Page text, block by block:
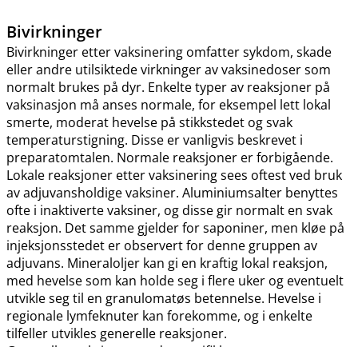
Bivirkninger
Bivirkninger etter vaksinering omfatter sykdom, skade
eller andre utilsiktede virkninger av vaksinedoser som
normalt brukes på dyr. Enkelte typer av reaksjoner på
vaksinasjon må anses normale, for eksempel lett lokal
smerte, moderat hevelse på stikkstedet og svak
temperaturstigning. Disse er vanligvis beskrevet i
preparatomtalen. Normale reaksjoner er forbigående.
Lokale reaksjoner etter vaksinering sees oftest ved bruk
av adjuvansholdige vaksiner. Aluminiumsalter benyttes
ofte i inaktiverte vaksiner, og disse gir normalt en svak
reaksjon. Det samme gjelder for saponiner, men kløe på
injeksjonsstedet er observert for denne gruppen av
adjuvans. Mineraloljer kan gi en kraftig lokal reaksjon,
med hevelse som kan holde seg i flere uker og eventuelt
utvikle seg til en granulomatøs betennelse. Hevelse i
regionale lymfeknuter kan forekomme, og i enkelte
tilfeller utvikles generelle reaksjoner.